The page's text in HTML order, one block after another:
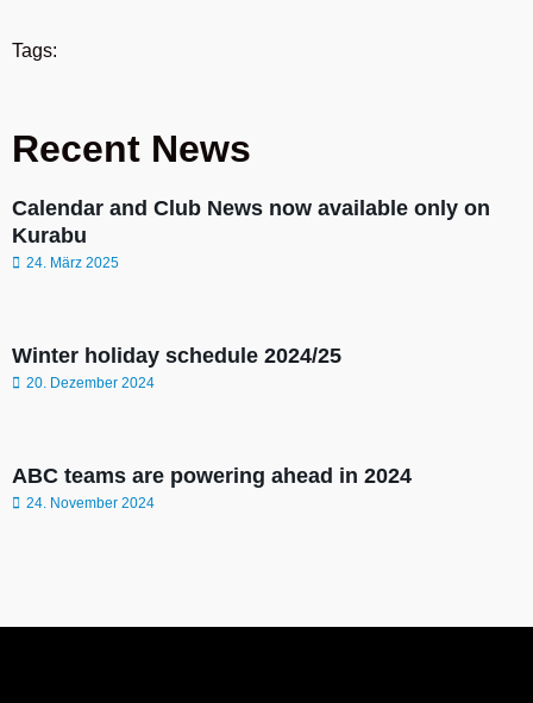
Tags:
Recent News
Calendar and Club News now available only on
Kurabu
24. März 2025
Winter holiday schedule 2024/25
20. Dezember 2024
ABC teams are powering ahead in 2024
24. November 2024